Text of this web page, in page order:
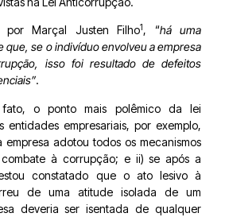
por Marçal Justen Filho1, “há uma
que, se o indivíduo envolveu a empresa
isso foi resultado de defeitos
.
o ponto mais polêmico da lei
entidades empresariais, por exemplo,
adotou todos os mecanismos
à corrupção; e ii) se após a
constatado que o ato lesivo à
de uma atitude isolada de um
deveria ser isentada de qualquer